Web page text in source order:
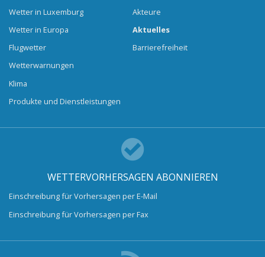
Wetter in Luxemburg
Wetter in Europa
Flugwetter
Wetterwarnungen
Klima
Produkte und Dienstleistungen
Akteure
Aktuelles
Barrierefreiheit
WETTERVORHERSAGEN ABONNIEREN
Einschreibung für Vorhersagen per E-Mail
Einschreibung für Vorhersagen per Fax